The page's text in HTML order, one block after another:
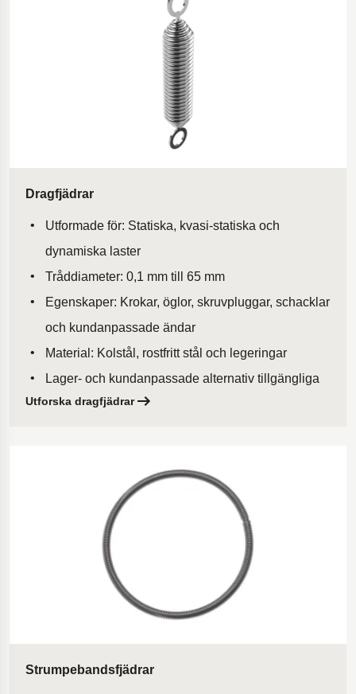
Dragfjädrar
Utformade för: Statiska, kvasi-statiska och
dynamiska laster
Tråddiameter: 0,1 mm till 65 mm
Egenskaper: Krokar, öglor, skruvpluggar, schacklar
och kundanpassade ändar
Material: Kolstål, rostfritt stål och legeringar
Lager- och kundanpassade alternativ tillgängliga
Utforska dragfjädrar
Strumpebandsfjädrar